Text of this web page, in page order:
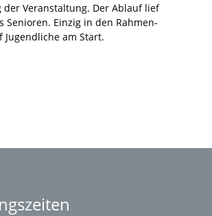
Veranstaltung. Der Ablauf lief
Einzig in den Rahmen-
am Start.